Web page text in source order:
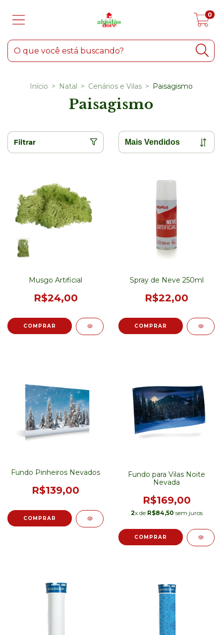
0
Início > Natal > Cenários e Vilas > Paisagismo
Paisagismo
Filtrar
Musgo Artificial
R$24,00
Spray de Neve 250ml
R$22,00
Fundo Pinheiros Nevados
R$139,00
Fundo para Vilas Noite
Nevada
R$169,00
2x de R$84,50 sem juros